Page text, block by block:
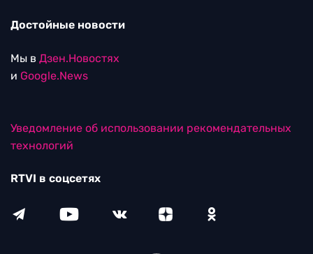
Достойные новости
Мы в Дзен.Новостях
и Google.News
Уведомление об использовании рекомендательных
технологий
RTVI в соцсетях